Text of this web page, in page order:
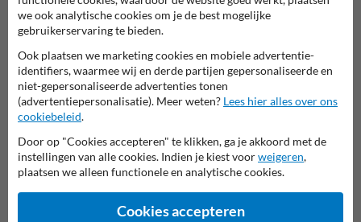
Scheepvaartborden BPR
we ook analytische cookies om je de best mogelijke
gebruikerservaring te bieden.
Ook plaatsen we marketing cookies en mobiele advertentie-
identifiers, waarmee wij en derde partijen gepersonaliseerde en
niet-gepersonaliseerde advertenties tonen
(advertentiepersonalisatie). Meer weten? Lees hier alles over ons
cookiebeleid.
Door op "Cookies accepteren" te klikken, ga je akkoord met de
instellingen van alle cookies. Indien je kiest voorweigeren,
plaatsen we alleen functionele en analytische cookies.
Cookies accepteren